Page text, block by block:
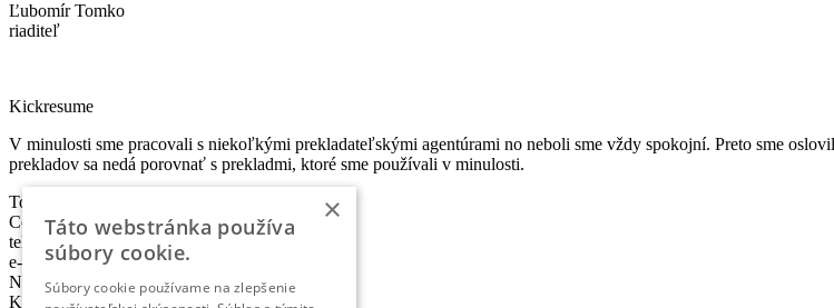
Ľubomír Tomko
riaditeľ
Kickresume
V minulosti sme pracovali s niekoľkými prekladateľskými agentúrami no neboli sme vždy spokojní. Preto sme
prekladov sa nedá porovnať s prekladmi, ktoré sme používali v minulosti.
Tomáš Ondrejka
Co-founder & Head of Marketing
telefón: +421 2 5010 6700
e-mail: info@lexika.sk
Nájdete nás:
Kontakty
×
Táto webstránka používa
súbory cookie.
Súbory cookie používame na zlepšenie